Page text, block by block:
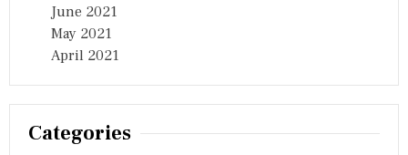
June 2021
May 2021
April 2021
Categories